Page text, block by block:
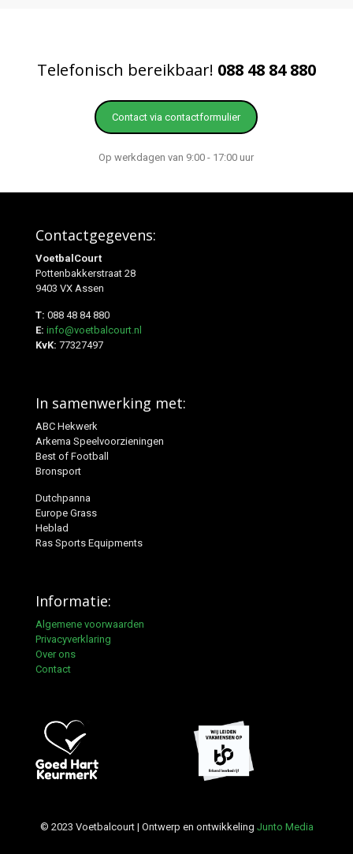
Telefonisch bereikbaar! 088 48 84 880
Contact via contactformulier
Op werkdagen van 9:00 - 17:00 uur
Contactgegevens:
VoetbalCourt
Pottenbakkerstraat 28
9403 VX Assen
T: 088 48 84 880
E: info@voetbalcourt.nl
KvK: 77327497
In samenwerking met:
ABC Hekwerk
Arkema Speelvoorzieningen
Best of Football
Bronsport
Dutchpanna
Europe Grass
Heblad
Ras Sports Equipments
Informatie:
Algemene voorwaarden
Privacyverklaring
Over ons
Contact
© 2023 Voetbalcourt | Ontwerp en ontwikkeling Junto Media